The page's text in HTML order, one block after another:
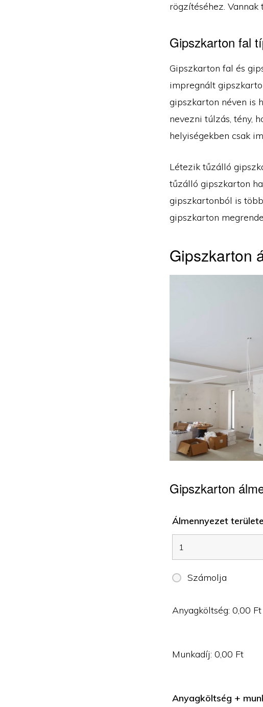
rögzítéséhez.
Gipszkarton fal
Gipszkarton fal és
impregnált
gipszkarton néven is
nevezni túlzás, tény,
helyiségekben csak
Létezik tűzálló
tűzálló gipszkarton
gipszkartonból is
gipszkarton
Gipszkarton
Gipszkarton
Álmennyezet
Számolja
Anyagköltség: 0,00 Ft
Munkadíj: 0,00 Ft
Anyagköltség +